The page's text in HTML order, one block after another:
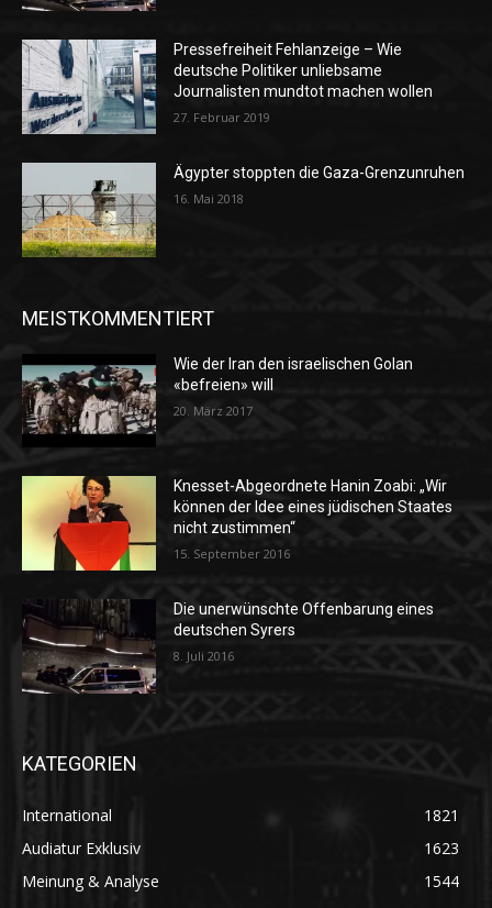
Pressefreiheit Fehlanzeige – Wie
deutsche Politiker unliebsame
Journalisten mundtot machen wollen
27. Februar 2019
Ägypter stoppten die Gaza-Grenzunruhen
16. Mai 2018
MEISTKOMMENTIERT
Wie der Iran den israelischen Golan
«befreien» will
20. März 2017
Knesset-Abgeordnete Hanin Zoabi: „Wir
können der Idee eines jüdischen Staates
nicht zustimmen“
15. September 2016
Die unerwünschte Offenbarung eines
deutschen Syrers
8. Juli 2016
KATEGORIEN
International
1821
Audiatur Exklusiv
1623
Meinung & Analyse
1544